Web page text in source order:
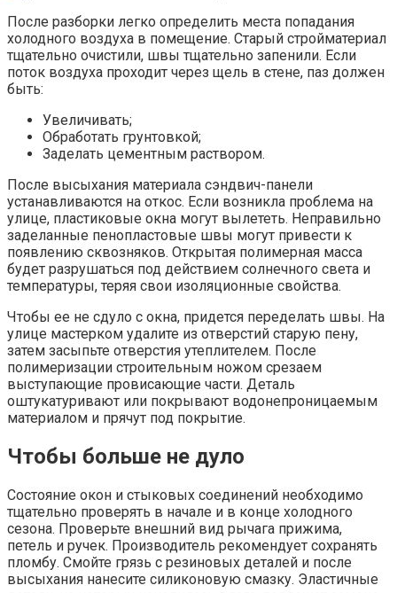
После разборки легко определить места попадания
холодного воздуха в помещение. Старый стройматериал
тщательно очистили, швы тщательно запенили. Если
поток воздуха проходит через щель в стене, паз должен
быть:
Увеличивать;
Обработать грунтовкой;
Заделать цементным раствором.
После высыхания материала сэндвич-панели
устанавливаются на откос. Если возникла проблема на
улице, пластиковые окна могут вылететь. Неправильно
заделанные пенопластовые швы могут привести к
появлению сквозняков. Открытая полимерная масса
будет разрушаться под действием солнечного света и
температуры, теряя свои изоляционные свойства.
Чтобы ее не сдуло с окна, придется переделать швы. На
улице мастерком удалите из отверстий старую пену,
затем засыпьте отверстия утеплителем. После
полимеризации строительным ножом срезаем
выступающие провисающие части. Деталь
оштукатуривают или покрывают водонепроницаемым
материалом и прячут под покрытие.
Чтобы больше не дуло
Состояние окон и стыковых соединений необходимо
тщательно проверять в начале и в конце холодного
сезона. Проверьте внешний вид рычага прижима,
петель и ручек. Производитель рекомендует сохранять
пломбу. Смойте грязь с резиновых деталей и после
высыхания нанесите силиконовую смазку. Эластичные